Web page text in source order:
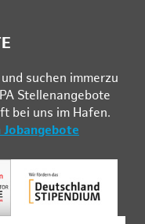
su­chen im­mer­zu
Stel­len­an­ge­bo­te
bei uns im Ha­fen.